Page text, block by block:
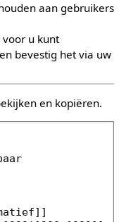
aan gebruikers
u kunt
bevestig het via uw
en kopiëren.